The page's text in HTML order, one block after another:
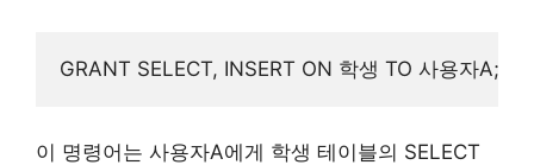
이 명령어는 사용자A에게 학생 테이블의 SELECT